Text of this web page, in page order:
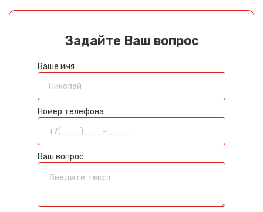
Задайте Ваш вопрос
Ваше имя
Номер телефона
Ваш вопрос